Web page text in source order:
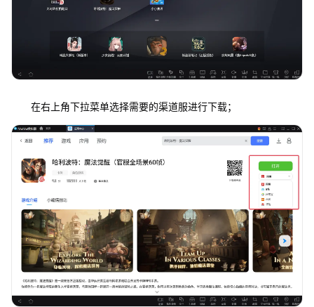
在右上角下拉菜单选择需要的渠道服进行下载；